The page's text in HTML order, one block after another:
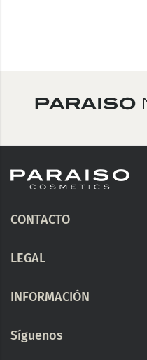
CONTACTO
LEGAL
INFORMACIÓN
Síguenos